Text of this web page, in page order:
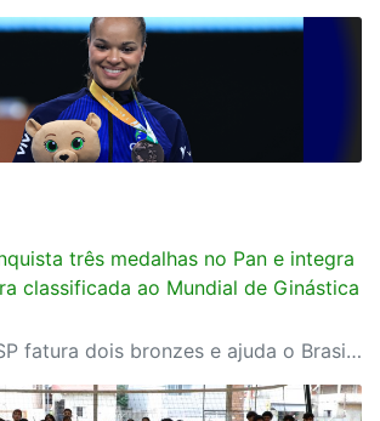
três medalhas no Pan e integra
classificada ao Mundial de Ginástica
Atleta do SESI-SP fatura dois bronzes e ajuda o Brasil a garantir prata por equipes no Rio de Janeiro; desempenho assegura vaga da Seleção no Campeonato Mundial